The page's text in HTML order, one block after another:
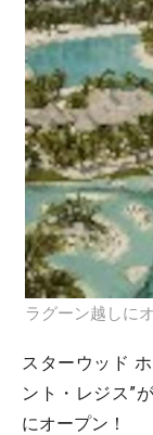
ラグーン越しに
スターウッド
ント・レジス”
にオープン！